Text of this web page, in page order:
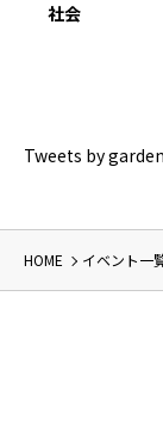
社会
Tweets by
HOME イベント一